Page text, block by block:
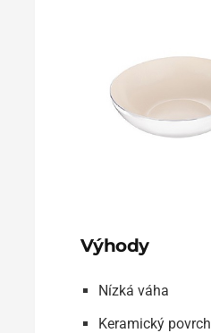
Výhody
Nízká váha
Keramický povrch